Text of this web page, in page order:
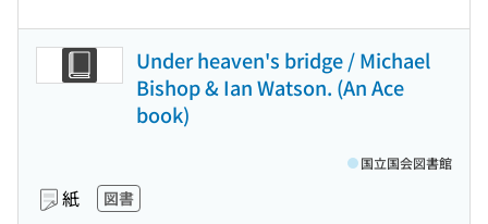
Under heaven's bridge / Michael
Bishop & Ian Watson. (An Ace
book)
紙 図書
国立国会図書館